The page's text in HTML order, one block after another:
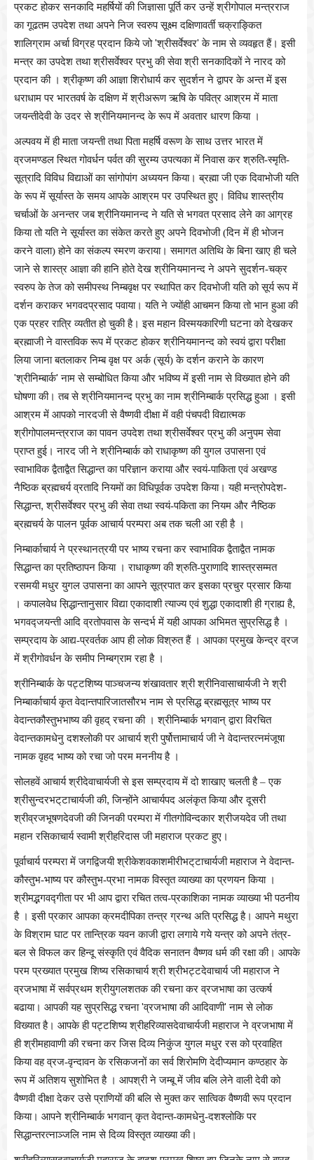
प्रकट होकर सनकादि महर्षियों की जिज्ञासा पूर्ति कर उन्हें श्रीगोपाल मन्त्रराज
का गूढतम उपदेश तथा अपने निज स्वरुप सूक्ष्म दक्षिणावर्ती चक्राङ्कित
शालिग्राम अर्चा विग्रह प्रदान किये जो'श्रीसर्वेश्वर'के नाम से व्यवहृत हैं। इसी
मन्त्र का उपदेश तथा श्रीसर्वेश्वर प्रभु की सेवा श्री सनकादिकों ने नारद को
प्रदान की । श्रीकृष्ण की आज्ञा शिरोधार्य कर सुदर्शन ने द्वापर के अन्त में इस
धराधाम पर भारतवर्ष के दक्षिण में श्रीअरूण ऋषि के पवित्र आश्रम में माता
जयन्तीदेवी के उदर से श्रीनियमानन्द के रूप में अवतार धारण किया ।
अल्पवय में ही माता जयन्ती तथा पिता महर्षि वरूण के साथ उत्तर भारत में
व्रजमण्डल स्थित गोवर्धन पर्वत की सुरम्य उपत्यका में निवास कर श्रुति-स्मृति-
सूत्रादि विविध विद्याओं का सांगोपांग अध्ययन किया। ब्रह्मा जी एक दिवाभोजी यति
के रूप में सूर्यास्त के समय आपके आश्रम पर उपस्थित हुए। विविध शास्त्रीय
चर्चाओं के अनन्तर जब श्रीनियमानन्द ने यति से भगवत प्रसाद लेने का आग्रह
किया तो यति ने सूर्यास्त का संकेत करते हुए अपने दिवभोजी (दिन में ही भोजन
करने वाला) होने का संकल्प स्मरण कराया। समागत अतिथि के बिना खाए ही चले
जाने से शास्त्र आज्ञा की हानि होते देख श्रीनियमानन्द ने अपने सुदर्शन-चक्र
स्वरुप के तेज को समीपस्थ निम्बवृक्ष पर स्थापित कर दिवभोजी यति को सूर्य रूप में
दर्शन कराकर भगवदप्रसाद पवाया। यति ने ज्योंही आचमन किया तो भान हुआ की
एक प्रहर रात्रि व्यतीत हो चुकी है। इस महान विस्मयकारिणी घटना को देखकर
ब्रह्माजी ने वास्तविक रूप में प्रकट होकर श्रीनियमानन्द को स्वयं द्वारा परीक्षा
लिया जाना बतलाकर निम्ब वृक्ष पर अर्क (सूर्य) के दर्शन कराने के कारण
'श्रीनिम्बार्क'नाम से सम्बोधित किया और भविष्य में इसी नाम से विख्यात होने की
घोषणा की। तब से श्रीनियमानन्द प्रभु का नाम श्रीनिम्बार्क प्रसिद्ध हुआ । इसी
आश्रम में आपको नारदजी से वैष्णवी दीक्षा में वही पंचपदी विद्यात्मक
श्रीगोपालमन्त्रराज का पावन उपदेश तथा श्रीसर्वेश्वर प्रभु की अनुपम सेवा
प्राप्त हुई। नारद जी ने श्रीनिम्बार्क को राधाकृष्ण की युगल उपासना एवं
स्वाभाविक द्वैताद्वैत सिद्धान्त का परिज्ञान कराया और स्वयं-पाकिता एवं अखण्ड
नैष्ठिक ब्रह्मचर्य व्रतादि नियमों का विधिपूर्वक उपदेश किया। यही मन्त्रोपदेश-
सिद्धान्त,श्रीसर्वेश्वर प्रभु की सेवा तथा स्वयं-पकिता का नियम और नैष्ठिक
ब्रह्मचर्य के पालन पूर्वक आचार्य परम्परा अब तक चली आ रही है ।
निम्बार्काचार्य ने प्रस्थानत्रयी पर भाष्य रचना कर स्वाभाविक द्वैताद्वैत नामक
सिद्धान्त का प्रतिष्ठापन किया । राधाकृष्ण की श्रुति-पुराणादि शास्त्रसम्मत
रसमयी मधुर युगल उपासना का आपने सूत्रपात कर इसका प्रचुर प्रसार किया
। कपालवेध स़िद्धान्तानुसार विद्या एकादाशी त्याज्य एवं शुद्धा एकादाशी ही ग्राह्य है,
भगवद्जयन्ती आदि व्रतोपवास के सन्दर्भ में यही आपका अभिमत सुप्रसिद्ध है ।
सम्प्रदाय के आद्य-प्रवर्तक आप ही लोक विश्रुत हैं । आपका प्रमुख केन्द्र व्रज
में श्रीगोवर्धन के समीप निम्बग्राम रहा है ।
श्रीनिम्बार्क के पट्टशिष्य पाञ्चजन्य शंखावतार श्री श्रीनिवासाचार्यजी ने श्री
निम्बार्काचार्य कृत वेदान्तपारिजातसौरभ नाम से प्रसिद्ध ब्रह्मसूत्र भाष्य पर
वेदान्तकौस्तुभभाष्य की वृहद् रचना की । श्रीनिम्बार्क भगवान् द्वारा विरचित
वेदान्तकामधेनु दशश्लोकी पर आचार्य श्री पुर्षोत्तामाचार्य जी ने वेदान्तरत्नमंजूषा
नामक वृहद भाष्य को रचा जो परम मननीय है ।
सोलहवें आचार्य श्रीदेवाचार्यजी से इस सम्प्रदाय में दो शाखाए चलती है – एक
श्रीसुन्दरभट्‌टाचार्यजी की,जिन्होंने आचार्यपद अलंकृत किया और दूसरी
श्रीव्रजभूषणदेवजी की जिनकी परम्परा में गीतगोविन्दकार श्रीजयदेव जी तथा
महान रसिकाचार्य स्वामी श्रीहरिदास जी महाराज प्रकट हुए।
पूर्वाचार्य परम्परा में जगद्विजयी श्रीकेशवकाशमीरीभट्‌टाचार्यजी महाराज ने वेदान्त-
कौस्तुभ-भाष्य पर कौस्तुभ-प्रभा नामक विस्तृत व्याख्या का प्रणयन किया ।
श्रीमद्भगवद्गीता पर भी आप द्वारा रचित तत्व-प्रकाशिका नामक व्याख्या भी पठनीय
है । इसी प्रकार आपका क्रमदीपिका तन्त्र ग्रन्थ अति प्रसिद्ध है। आपने मथुरा
के विश्राम घाट पर तान्त्रिक यवन काजी द्वारा लगाये गये यन्त्र को अपने तंत्र-
बल से विफल कर हिन्दू संस्कृति एवं वैदिक सनातन वैष्णव धर्म की रक्षा की। आपके
परम प्रख्यात प्रमुख शिष्य रसिकाचार्य श्री श्रीभट्टदेवाचार्य जी महाराज ने
व्रजभाषा में सर्वप्रथम श्रीयुगलशतक की रचना कर व्रजभाषा का उत्कर्ष
बढाया। आपकी यह सुप्रसिद्ध रचना'व्रजभाषा की आदिवाणी'नाम से लोक
विख्यात है। आपके ही पट्टशिष्य श्रीहरिव्यासदेवाचार्यजी महाराज ने व्रजभाषा में
ही श्रीमहावाणी की रचना कर जिस दिव्य निकुंज युगल मधुर रस को प्रवाहित
किया वह व्रज-वृन्दावन के रसिकजनों का सर्व शिरोमणि देदीप्यमान कण्ठहार के
रूप में अतिशय सुशोभित है । आपश्री ने जम्बू में जीव बलि लेने वाली देवी को
वैष्णवी दीक्षा देकर उसे प्राणियों की बलि से मुक्त कर सात्विक वैष्णवी रूप प्रदान
किया। आपने श्रीनिम्बार्क भगवान् कृत वेदान्त-कामधेनु-दशश्लोकि पर
सिद्धान्तरत्नाञ्जलि नाम से दिव्य विस्तृत व्याख्या की।